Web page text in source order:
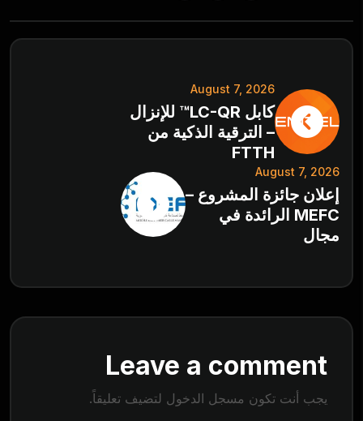
August 7, 2026
كابل LC-QR™ للإنزال
– الترقية الذكية من
FTTH
August 7, 2026
إعلان جائزة المشروع –
MEFC الرائدة في
مجال
Leave a comment
يجب أنت تكون مسجل الدخول لتضيف تعليقاً.